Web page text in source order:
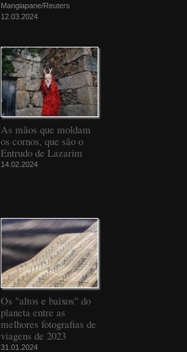
Mangiapane/Reuters
12.03.2024
As mãos que moldam
os cornos, que são o
Entrudo de Lazarim
14.02.2024
Os "altos e baixos" do
planeta entre as
melhores fotografias de
viagens de 2023
31.01.2024